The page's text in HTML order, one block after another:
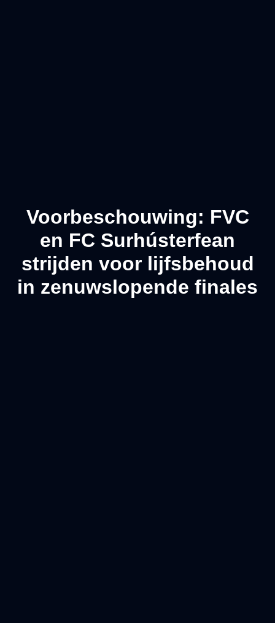
Voorbeschouwing: FVC
en FC Surhústerfean
strijden voor lijfsbehoud
in zenuwslopende finales